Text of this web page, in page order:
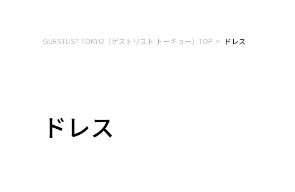
GUESTLIST TOKYO（ゲストリスト トーキョー）TOP ドレス
ドレス